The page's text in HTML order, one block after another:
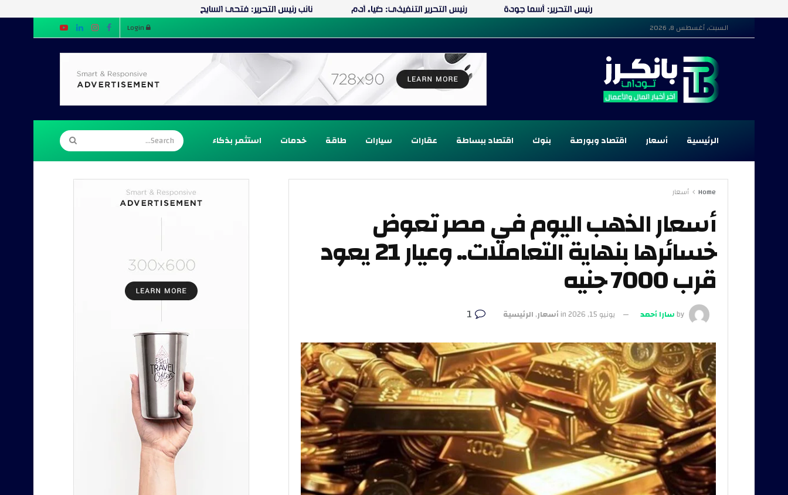
السبت, أغسطس 8, 2026
الرئيسية أسعار اقتصاد وبورصة بنوك اقتصاد ببساطة عقارات سيارات طاقة خدمات استثمر بذكاء
Home أسعار
أسعار الذهب اليوم في مصر تعوض
خسائرها بنهاية التعاملات.. وعيار 21 يعود
قرب 7000 جنيه
byسارا أحمد يونيو 15, 2026 inأسعار, الرئيسية